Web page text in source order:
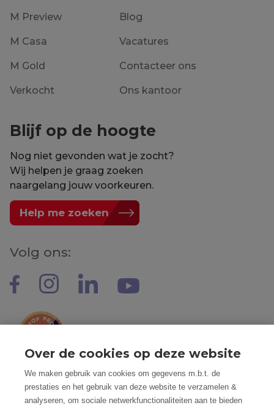
M Preview
M Casa
M Gold
Verkocht
Blog
Vacatures
Contacteer ons
Ons kantoor
Blijf op de hoogte
Nog niet gevonden wat je zocht?
Wij helpen je graag zoeken
naargelang jouw voorkeuren.
Help me zoeken
Volg ons:
by
Over de cookies op deze website
We maken gebruik van cookies om gegevens m.b.t. de
prestaties en het gebruik van deze website te verzamelen &
analyseren, om sociale netwerkfunctionaliteiten aan te bieden